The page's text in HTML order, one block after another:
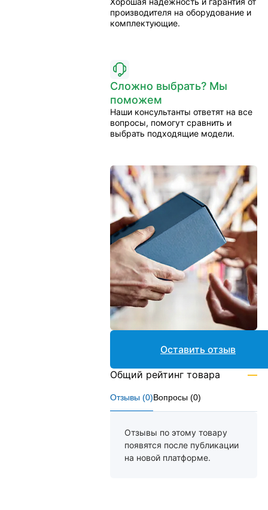
производителя на оборудование и
комплектующие.
Сложно выбрать? Мы
поможем
Наши консультанты ответят на все
вопросы, помогут сравнить и
выбрать подходящие модели.
Отзывы (0)Вопросы (0)
Отзывы по этому товару
появятся после публикации
на новой платформе.
Оставить отзыв
Общий рейтинг товара —